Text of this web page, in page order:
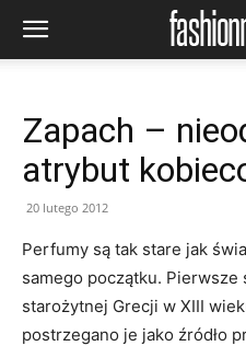
Zapach –
atrybut
20 lutego 2012
Perfumy są tak stare jak
samego początku. Pierwsze
starożytnej Grecji w XIII
postrzegano je jako źródło